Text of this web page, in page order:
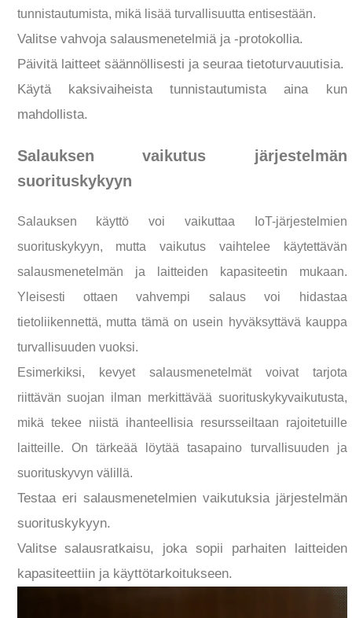
tunnistautumista, mikä lisää turvallisuutta entisestään.
Valitse vahvoja salausmenetelmiä ja -protokollia.
Päivitä laitteet säännöllisesti ja seuraa tietoturvauutisia.
Käytä kaksivaiheista tunnistautumista aina kun
mahdollista.
Salauksen vaikutus järjestelmän
suorituskykyyn
Salauksen käyttö voi vaikuttaa IoT-järjestelmien
suorituskykyyn, mutta vaikutus vaihtelee käytettävän
salausmenetelmän ja laitteiden kapasiteetin mukaan.
Yleisesti ottaen vahvempi salaus voi hidastaa
tietoliikennettä, mutta tämä on usein hyväksyttävä kauppa
turvallisuuden vuoksi.
Esimerkiksi, kevyet salausmenetelmät voivat tarjota
riittävän suojan ilman merkittävää suorituskykyvaikutusta,
mikä tekee niistä ihanteellisia resursseiltaan rajoitetuille
laitteille. On tärkeää löytää tasapaino turvallisuuden ja
suorituskyvyn välillä.
Testaa eri salausmenetelmien vaikutuksia järjestelmän
suorituskykyyn.
Valitse salausratkaisu, joka sopii parhaiten laitteiden
kapasiteettiin ja käyttötarkoitukseen.